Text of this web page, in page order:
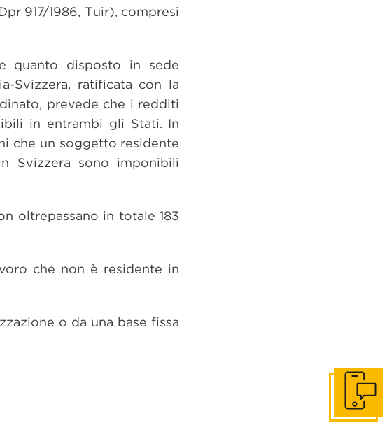
917/1986, Tuir), compresi
quanto disposto in sede
Svizzera, ratificata con la
prevede che i redditi
in entrambi gli Stati. In
che un soggetto residente
Svizzera sono imponibili
oltrepassano in totale 183
che non è residente in
o da una base fissa
Get in